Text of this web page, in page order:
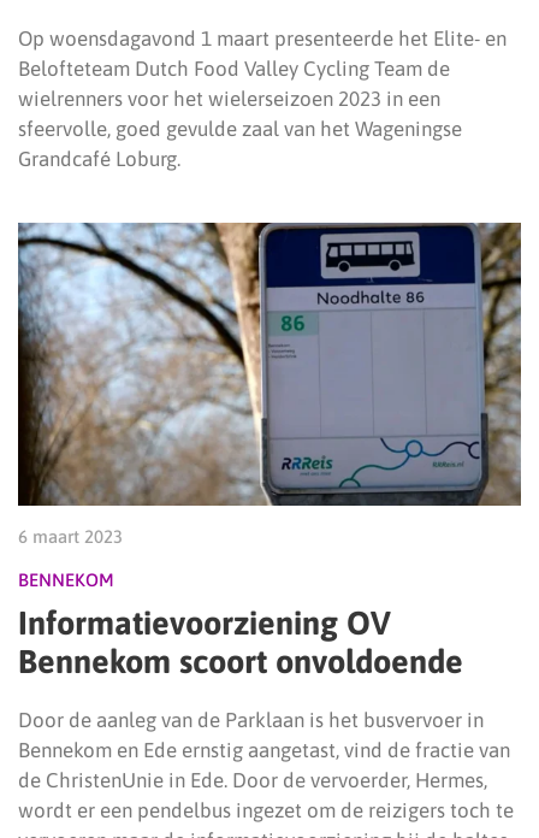
Op woensdagavond 1 maart presenteerde het Elite- en
Belofteteam Dutch Food Valley Cycling Team de
wielrenners voor het wielerseizoen 2023 in een
sfeervolle, goed gevulde zaal van het Wageningse
Grandcafé Loburg.
6 maart 2023
BENNEKOM
Informatievoorziening OV
Bennekom scoort onvoldoende
Door de aanleg van de Parklaan is het busvervoer in
Bennekom en Ede ernstig aangetast, vind de fractie van
de ChristenUnie in Ede. Door de vervoerder, Hermes,
wordt er een pendelbus ingezet om de reizigers toch te